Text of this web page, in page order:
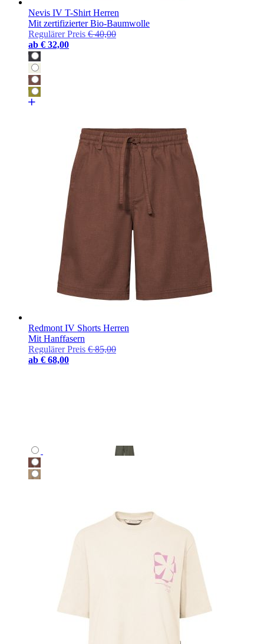
Nevis IV T-Shirt Herren
Mit zertifizierter Bio-Baumwolle
Regulärer Preis € 40,00
ab € 32,00
Redmont IV Shorts Herren
Mit Hanffasern
Regulärer Preis € 85,00
ab € 68,00